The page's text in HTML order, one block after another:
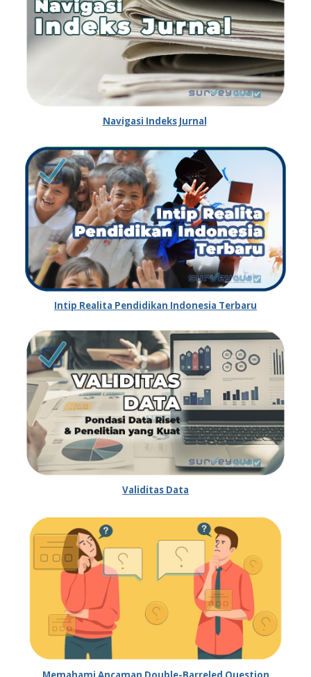
Navigasi Indeks Jurnal
Intip Realita Pendidikan Indonesia Terbaru
Validitas Data